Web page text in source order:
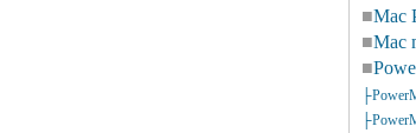
■Mac
■Mac
■